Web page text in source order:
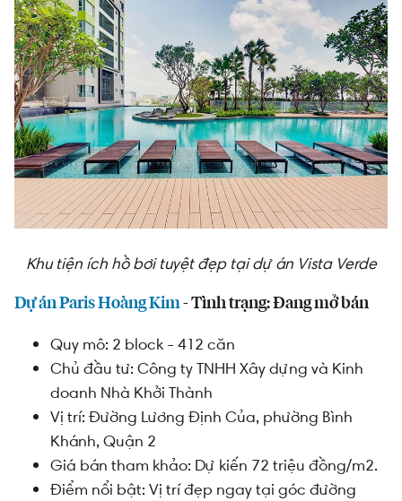
Khu tiện ích hồ bơi tuyệt đẹp tại dự án Vista Verde
Dự án Paris Hoàng Kim- Tình trạng: Đang mở bán
Quy mô: 2 block - 412 căn
Chủ đầu tư: Công ty TNHH Xây dựng và Kinh
doanh Nhà Khởi Thành
Vị trí: Đường Lương Định Của, phường Bình
Khánh, Quận 2
Giá bán tham khảo: Dự kiến 72 triệu đồng/m2.
Điểm nổi bật: Vị trí đẹp ngay tại góc đường